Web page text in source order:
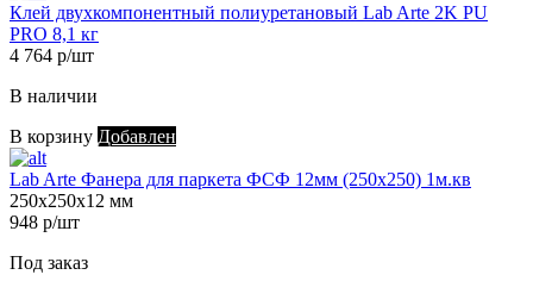
Клей двухкомпонентный полиуретановый Lab Arte 2K PU
PRO 8,1 кг
4 764 р/шт
В наличии
В корзину Добавлен
Lab Arte Фанера для паркета ФСФ 12мм (250х250) 1м.кв
250х250х12 мм
948 р/шт
Под заказ